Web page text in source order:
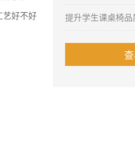
艺好不好 提升学生课桌椅品